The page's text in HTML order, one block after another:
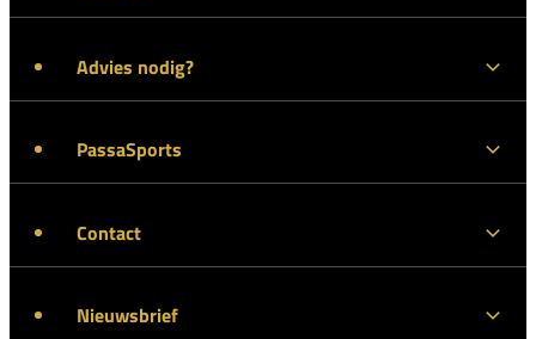
Advies nodig?
PassaSports
Contact
Nieuwsbrief